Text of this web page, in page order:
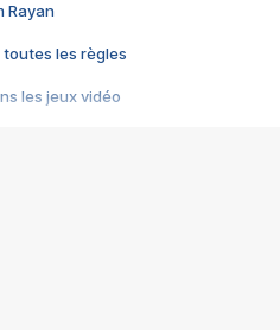
Rayan
toutes les règles
les jeux vidéo